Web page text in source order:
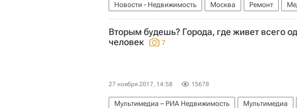
Новости - Недвижимость Москва Ремонт
Россия
Вторым будешь? Города, где живет всего
человек
7
27 ноября 2017, 14:58 15678
Мультимедиа – РИА Недвижимость Мультимедиа